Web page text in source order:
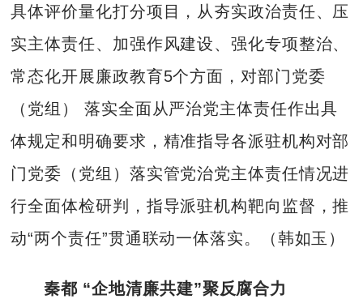
具体评价量化打分项目，从夯实政治责任、压
实主体责任、加强作风建设、强化专项整治、
常态化开展廉政教育5个方面，对部门党委
（党组） 落实全面从严治党主体责任作出具
体规定和明确要求，精准指导各派驻机构对部
门党委（党组）落实管党治党主体责任情况进
行全面体检研判，指导派驻机构靶向监督，推
动“两个责任”贯通联动一体落实。（韩如玉）
秦都 “企地清廉共建”聚反腐合力